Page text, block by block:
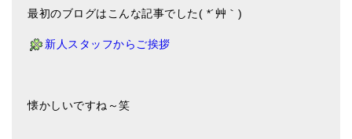
人気の3点セット
お得なアマナマナ・セット
スティック・マレット・リング（台座）
最初のブログはこんな記事でした( *´艸｀)
新人スタッフからご挨拶
懐かしいですね～笑